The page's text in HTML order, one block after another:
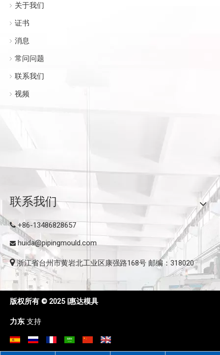
关于我们
证书
消息
常问问题
联系我们
视频
联系我们
+86-13486828657
 huida@pipingmould.com
浙江省台州市黄岩北工业区康强路168号 邮编：318020
版权所有 © 2025 |惠达模具
力东 支持